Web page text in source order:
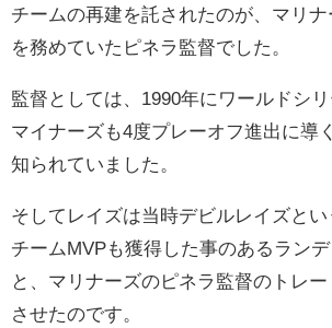
チームの再建を託されたのが、マリ
を務めていたピネラ監督でした。
監督としては、1990年にワールドシリ
マイナーズも4度プレーオフ進出に導
知られていました。
そしてレイズは当時デビルレイズとい
チームMVPも獲得した事のあるラン
と、マリナーズのピネラ監督のトレ
させたのです。